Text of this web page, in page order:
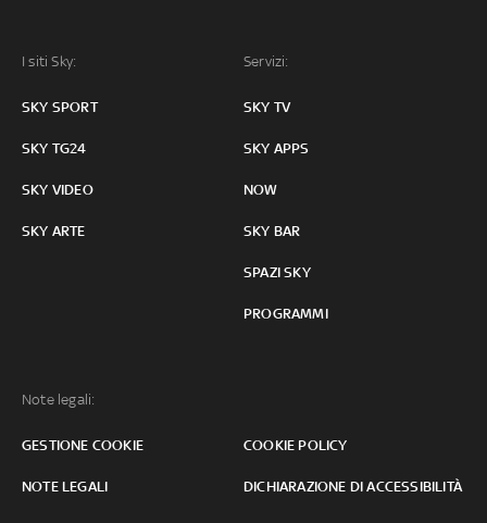
I siti Sky:
SKY SPORT
SKY TG24
SKY VIDEO
SKY ARTE
Servizi:
SKY TV
SKY APPS
NOW
SKY BAR
SPAZI SKY
PROGRAMMI
Note legali:
GESTIONE COOKIE COOKIE POLICY
NOTE LEGALI DICHIARAZIONE DI ACCESSIBILITÀ